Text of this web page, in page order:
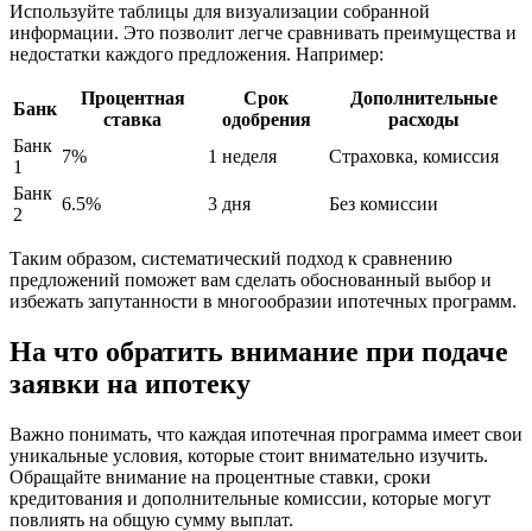
Используйте таблицы для визуализации собранной
информации. Это позволит легче сравнивать преимущества и
недостатки каждого предложения. Например:
Банк
Процентная
ставка
Срок
одобрения
Дополнительные
расходы
Банк
1
7% 1 неделя
Страховка, комиссия
Банк
2
6.5% 3 дня Без комиссии
Таким образом, систематический подход к сравнению
предложений поможет вам сделать обоснованный выбор и
избежать запутанности в многообразии ипотечных программ.
На что обратить внимание при подаче
заявки на ипотеку
Важно понимать, что каждая ипотечная программа имеет свои
уникальные условия, которые стоит внимательно изучить.
Обращайте внимание на процентные ставки, сроки
кредитования и дополнительные комиссии, которые могут
повлиять на общую сумму выплат.